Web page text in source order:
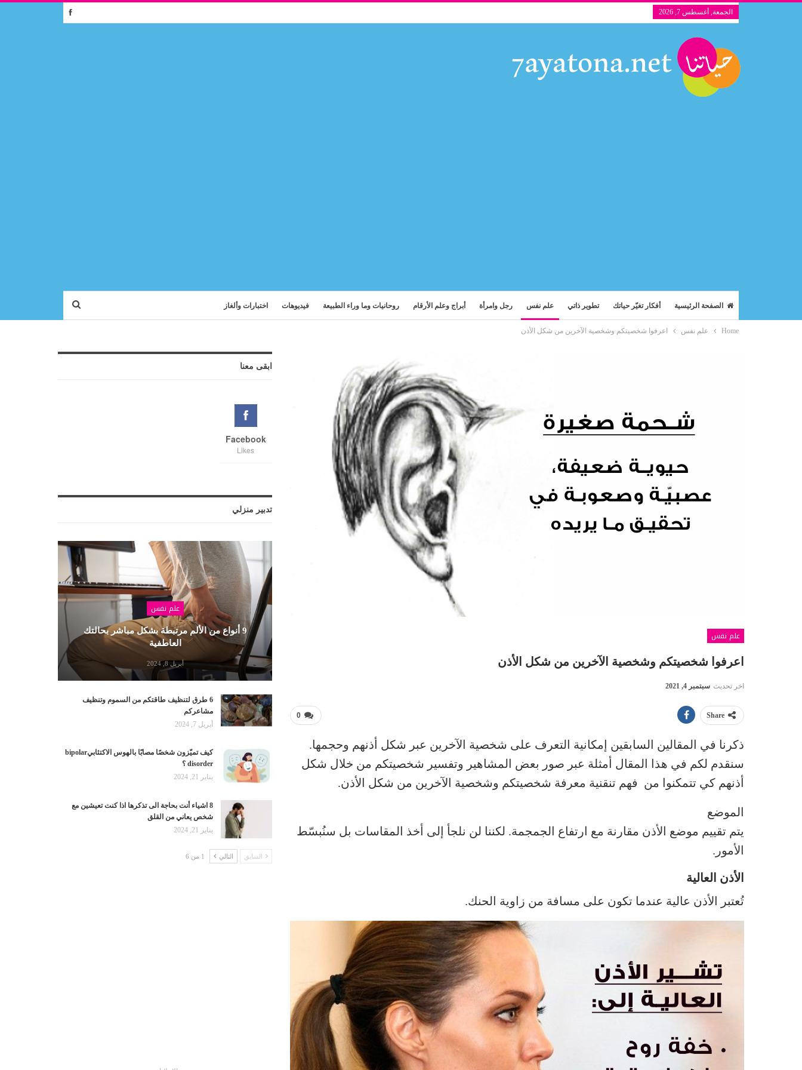
الجمعة, أغسطس 7, 2026
الصفحة الرئيسية أفكار تغيّر حياتك تطوير ذاتي علم نفس رجل وامرأة أبراج وعلم الأرقام روحانيات وما وراء الطبيعة فيديوهات اختبارات وألغاز
Home علم نفس اعرفوا شخصيتكم وشخصية الآخرين من شكل الأذن
علم نفس
اعرفوا شخصيتكم وشخصية الآخرين من شكل الأذن
اخر تحديث سبتمبر 4, 2021
0 Share
ذكرنا في المقالين السابقين إمكانية التعرف على شخصية الآخرين عبر شكل أذنهم وحجمها.
سنقدم لكم في هذا المقال أمثلة عبر صور بعض المشاهير وتفسير شخصيتكم من خلال شكل
أذنهم كي تتمكنوا من فهم تنقنية معرفة شخصيتكم وشخصية الآخرين من شكل الأذن.
الموضع
يتم تقييم موضع الأذن مقارنة مع ارتفاع الجمجمة. لكننا لن نلجأ إلى أخذ المقاسات بل سنُبسّط
الأمور.
الأذن العالية
تُعتبر الأذن عالية عندما تكون على مسافة من زاوية الحنك.
ابقى معنا
Facebook
Likes
تدبير منزلي
علم نفس
9 أنواع من الألم مرتبطة بشكل مباشر بحالتك
العاطفية
أبريل 8, 2024
6 طرق لتنظيف طاقتكم من السموم وتنظيف
مشاعركم
أبريل 7, 2024
كيف تميّزون شخصًا مصابًا بالهوس الاكتئابيbipolar
disorder ؟
يناير 21, 2024
8 اشياء أنت بحاجة الى تذكرها اذا كنت تعيشين مع
شخص يعاني من القلق
يناير 21, 2024
السابق التالي 1 من 6